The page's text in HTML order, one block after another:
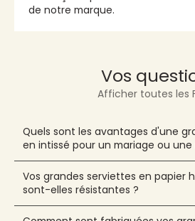
de notre marque.
Vos
Afficher toutes les
Quels sont les avantages d'une
en intissé pour un mariage ou
Vos grandes serviettes en papier
sont-elles résistantes ?